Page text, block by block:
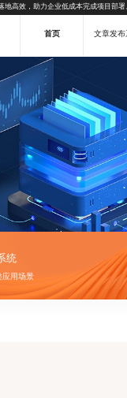
地高效，助力企业低成本完成项目部署
首页 文章发布
统
应用场景